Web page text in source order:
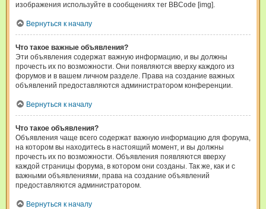
изображения используйте в сообщениях тег BBCode [img].
Вернуться к началу
Что такое важные объявления?
Эти объявления содержат важную информацию, и вы должны
прочесть их по возможности. Они появляются вверху каждого из
форумов и в вашем личном разделе. Права на создание важных
объявлений предоставляются администратором конференции.
Вернуться к началу
Что такое объявления?
Объявления чаще всего содержат важную информацию для форума,
на котором вы находитесь в настоящий момент, и вы должны
прочесть их по возможности. Объявления появляются вверху
каждой страницы форума, в котором они созданы. Так же, как и с
важными объявлениями, права на создание объявлений
предоставляются администратором.
Вернуться к началу